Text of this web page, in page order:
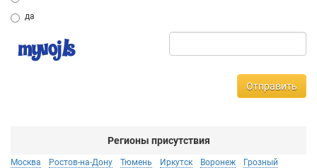
да
Отправить
Регионы присутствия
Москва Ростов-на-Дону Тюмень Иркутск Воронеж Грозный